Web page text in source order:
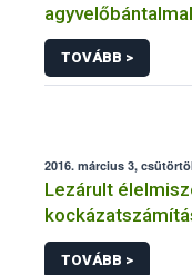
TOVÁBB >
2016. március 3,
Lezárult
TOVÁBB >